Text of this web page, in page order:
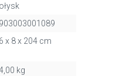
x 8 x 204 cm
kg